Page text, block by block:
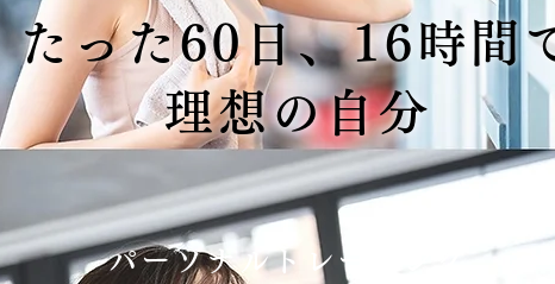
たった60日、16時間
​理想の自分
パーソナルトレーニング